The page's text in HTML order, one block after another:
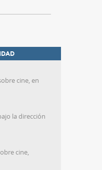
cine, en
la dirección
cine,